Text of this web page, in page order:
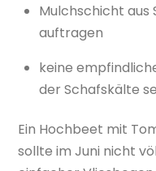
Mulchschicht aus
auftragen
keine
der Schafskälte
Ein Hochbeet mit
sollte im Juni nicht